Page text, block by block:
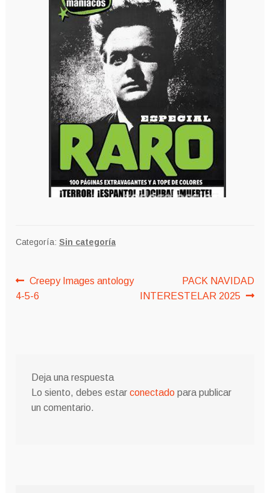
Categoría: Sin categoría
Navegación
de
Anterior:
Creepy Images antology
4-5-6
Siguiente:
PACK NAVIDAD
INTERESTELAR 2025
Deja una respuesta
Lo siento, debes estar conectadopara publicar
un comentario.